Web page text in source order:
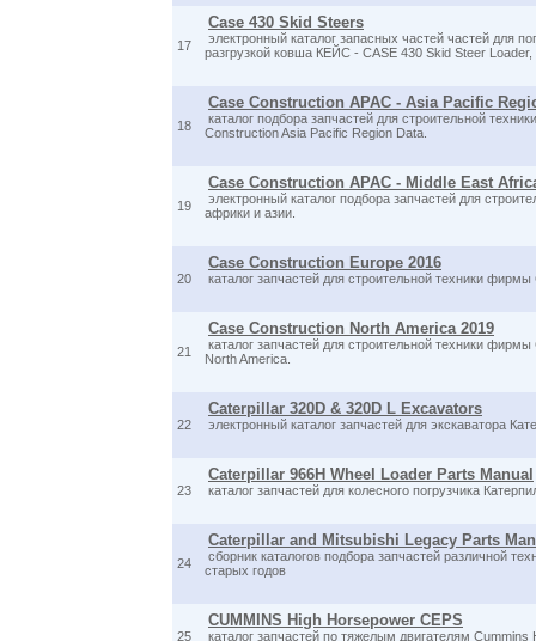
17
Case 430 Skid Steers
электронный каталог запасных частей частей для
разгрузкой ковша КЕЙС - CASE 430 Skid Steer
18
Case Construction APAC - Asia Pacific
каталог подбора запчастей для строительной
Construction Asia Pacific Region Data.
19
Case Construction APAC - Middle East
электронный каталог подбора запчастей для
африки и азии.
20
Case Construction Europe 2016
каталог запчастей для строительной техники
21
Case Construction North America 2019
каталог запчастей для строительной техники
North America.
22
Caterpillar 320D & 320D L Excavators
электронный каталог запчастей для экскаватора
23
Caterpillar 966H Wheel Loader Parts Manual
каталог запчастей для колесного погрузчика
24
Caterpillar and Mitsubishi Legacy Parts
сборник каталогов подбора запчастей различной
старых годов
25
CUMMINS High Horsepower CEPS
каталог запчастей по тяжелым двигателям Cummins